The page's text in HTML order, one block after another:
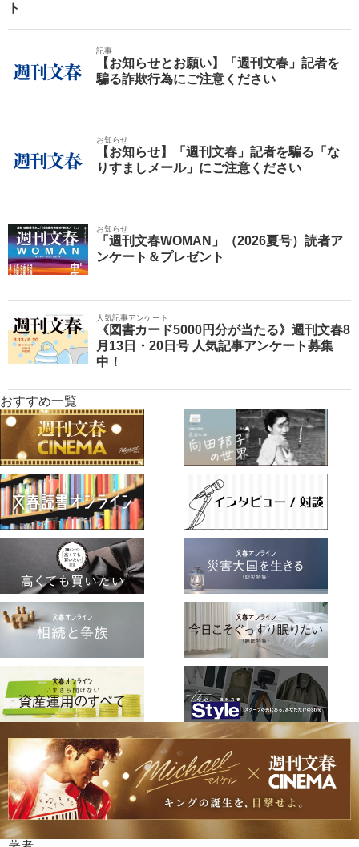
ト
記事
【お知らせとお願い】「週刊文春」記者を
騙る詐欺行為にご注意ください
お知らせ
【お知らせ】「週刊文春」記者を騙る「な
りすましメール」にご注意ください
お知らせ
「週刊文春WOMAN」（2026夏号）読者ア
ンケート＆プレゼント
人気記事アンケート
《図書カード5000円分が当たる》週刊文春8
月13日・20日号 人気記事アンケート募集
中！
おすすめ一覧